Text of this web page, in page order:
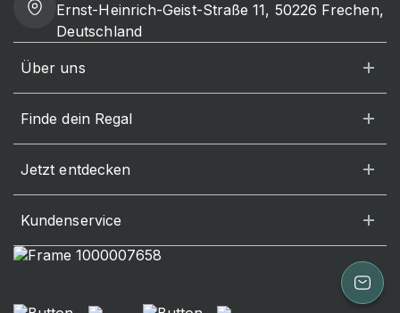
Ernst-Heinrich-Geist-Straße 11, 50226 Frechen,
Deutschland
Über uns
Finde dein Regal
Jetzt entdecken
Kundenservice